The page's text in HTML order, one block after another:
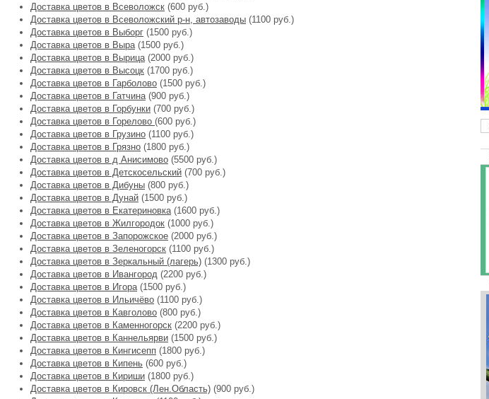
Доставка цветов в Всеволожск (600 руб.)
Доставка цветов в Всеволожский р-н, автозаводы (1100 руб.)
Доставка цветов в Выборг (1500 руб.)
Доставка цветов в Выра(1500 руб.)
Доставка цветов в Вырица(2000 руб.)
Доставка цветов в Высоцк (1700 руб.)
Доставка цветов в Гарболово (1500 руб.)
Доставка цветов в Гатчина(900 руб.)
Доставка цветов в Горбунки (700 руб.)
Доставка цветов в Горелово (600 руб.)
Доставка цветов в Грузино (1100 руб.)
Доставка цветов в Грязно (1800 руб.)
Доставка цветов в д Анисимово (5500 руб.)
Доставка цветов в Детскосельский (700 руб.)
Доставка цветов в Дибуны (800 руб.)
Доставка цветов в Дунай (1500 руб.)
Доставка цветов в Екатериновка(1600 руб.)
Доставка цветов в Жилгородок (1000 руб.)
Доставка цветов в Запорожское (2000 руб.)
Доставка цветов в Зеленогорск (1100 руб.)
Доставка цветов в Зеркальный (лагерь) (1300 руб.)
Доставка цветов в Ивангород (2200 руб.)
Доставка цветов в Игора(1500 руб.)
Доставка цветов в Ильичёво (1100 руб.)
Доставка цветов в Кавголово (800 руб.)
Доставка цветов в Каменногорск (2200 руб.)
Доставка цветов в Каннельярви (1500 руб.)
Доставка цветов в Кингисепп (1800 руб.)
Доставка цветов в Кипень (600 руб.)
Доставка цветов в Кириши (1800 руб.)
Доставка цветов в Кировск (Лен.Область) (900 руб.)